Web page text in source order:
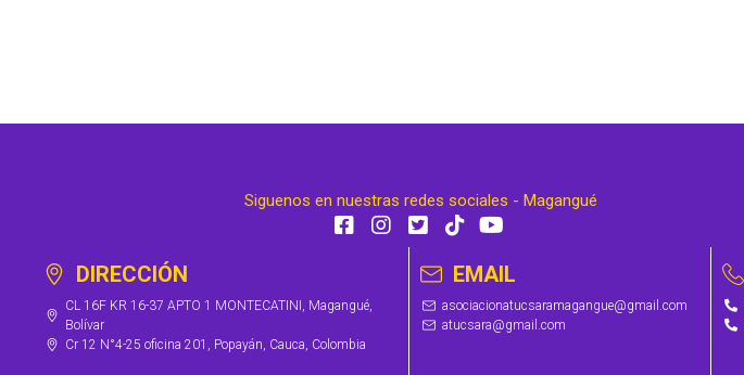
Siguenos en nuestras redes sociales - Magangué
DIRECCIÓN
CL 16F KR 16-37 APTO 1 MONTECATINI, Magangué,
Bolívar
Cr 12 N°4-25 oficina 201, Popayán, Cauca, Colombia
EMAIL
asociacionatucsaramagangue@gmail.com
atucsara@gmail.com